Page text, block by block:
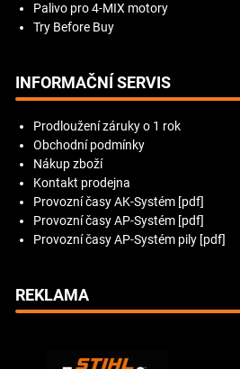
Palivo pro 4-MIX motory
Try Before Buy
INFORMAČNÍ SERVIS
Prodloužení záruky o 1 rok
Obchodní podmínky
Nákup zboží
Kontakt prodejna
Provozní časy AK-Systém [pdf]
Provozní časy AP-Systém [pdf]
Provozní časy AP-Systém pily [pdf]
REKLAMA